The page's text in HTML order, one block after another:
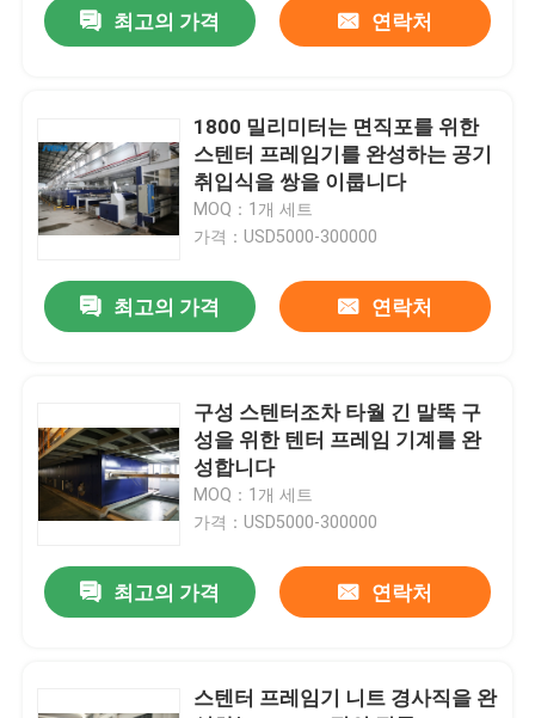
직물 건조 기계
직물 완성 가공기
직물 염색 기계
건조 기계를 쓰러뜨리세요
드라이어 기계를 완화시키세요
최고의 가격 연락처
1800 밀리미터는 면직포를 위한
스텐터 프레임기를 완성하는 공기
취입식을 쌍을 이룹니다
MOQ：1개 세트
가격：USD5000-300000
최고의 가격 연락처
구성 스텐터조차 타월 긴 말뚝 구
성을 위한 텐터 프레임 기계를 완
성합니다
MOQ：1개 세트
가격：USD5000-300000
최고의 가격 연락처
스텐터 프레임기 니트 경사직을 완